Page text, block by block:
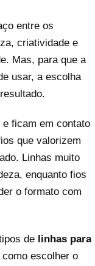
entre os
criatividade e
Mas, para que a
usar, a escolha
ficam em contato
que valorizem
Linhas muito
enquanto fios
o formato com
de linhas para
escolher o